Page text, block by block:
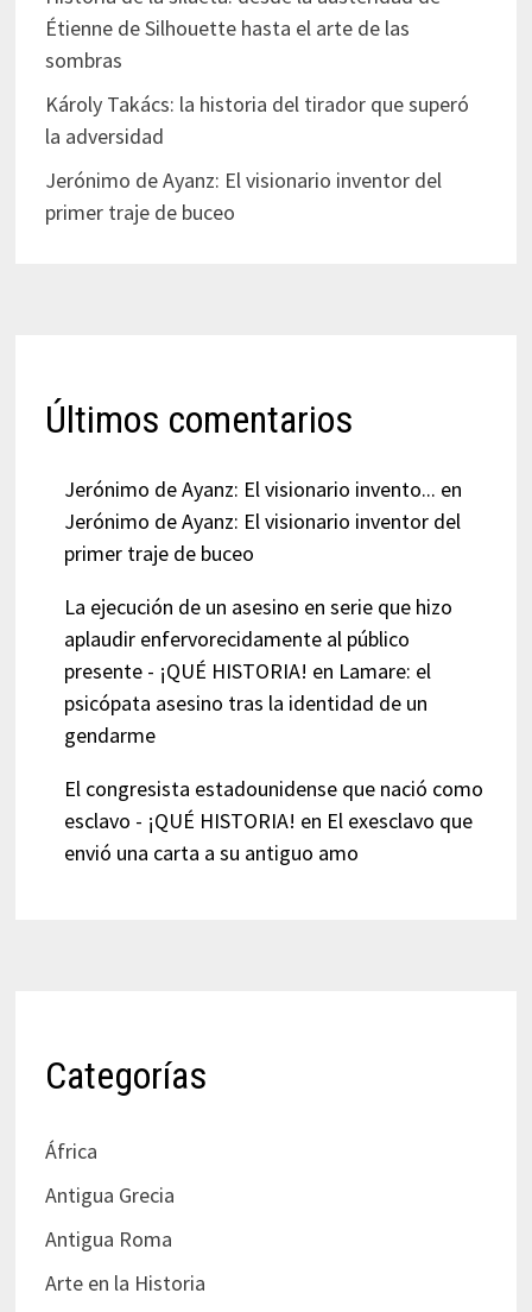
Étienne de Silhouette hasta el arte de las
sombras
Károly Takács: la historia del tirador que superó
la adversidad
Jerónimo de Ayanz: El visionario inventor del
primer traje de buceo
Últimos comentarios
Jerónimo de Ayanz: El visionario invento... en
Jerónimo de Ayanz: El visionario inventor del
primer traje de buceo
La ejecución de un asesino en serie que hizo
aplaudir enfervorecidamente al público
presente - ¡QUÉ HISTORIA! en Lamare: el
psicópata asesino tras la identidad de un
gendarme
El congresista estadounidense que nació como
esclavo - ¡QUÉ HISTORIA! en El exesclavo que
envió una carta a su antiguo amo
Categorías
África
Antigua Grecia
Antigua Roma
Arte en la Historia